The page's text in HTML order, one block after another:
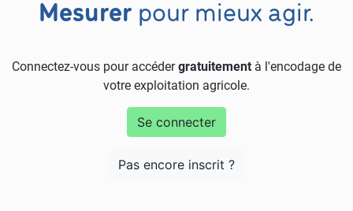
Mesurer pour mieux agir.
Connectez-vous pour accédergratuitement à l'encodage de
votre exploitation agricole.
Se connecter
Pas encore inscrit ?